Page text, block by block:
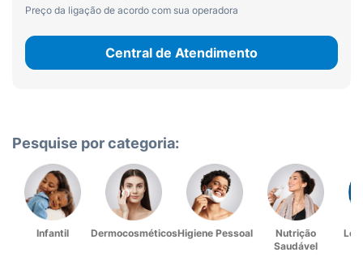
Preço da ligação de acordo com sua operadora
Central de Atendimento
Pesquise por categoria:
Infantil DermocosméticosHigiene Pessoal
Nutrição
Saudável